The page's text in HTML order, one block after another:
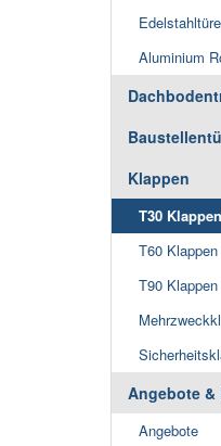
Aluminium
Klappen
T30 Klappen
T60 Klappen
T90 Klappen
Angebote &
Angebote